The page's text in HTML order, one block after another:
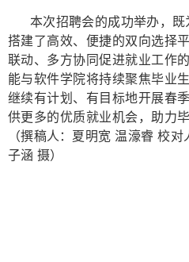
本次招聘会的成功举办，
搭建了高效、便捷的双向选择
联动、多方协同促进就业工作
能与软件学院将持续聚焦毕业
继续有计划、有目标地开展春
供更多的优质就业机会，助力
（撰稿人：夏明宽 温濠睿 校
子涵 摄）